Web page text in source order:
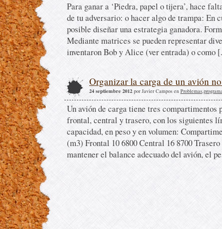
Para ganar a ‘Piedra, papel o tijera’, hace
de tu adversario: o hacer algo de trampa: En
posible diseñar una estrategia ganadora.
Mediante matrices se pueden representar
inventaron Bob y Alice (ver entrada) o como
Organizar la carga de un avión
24 septiembre 2012 por Javier Campos en Problemas,
Un avión de carga tiene tres compartimentos
frontal, central y trasero, con los siguientes
capacidad, en peso y en volumen:
(m3) Frontal 10 6800 Central 16 8700
mantener el balance adecuado del avión, el